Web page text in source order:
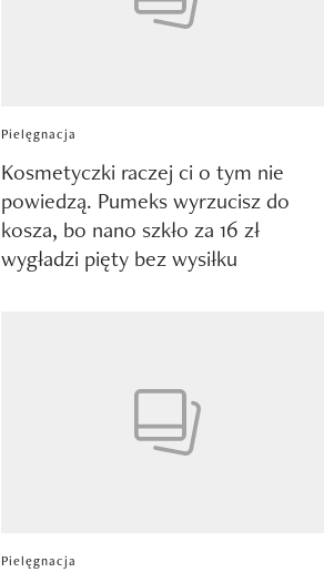
Pielęgnacja
Kosmetyczki raczej ci o tym nie
powiedzą. Pumeks wyrzucisz do
kosza, bo nano szkło za 16 zł
wygładzi pięty bez wysiłku
Pielęgnacja